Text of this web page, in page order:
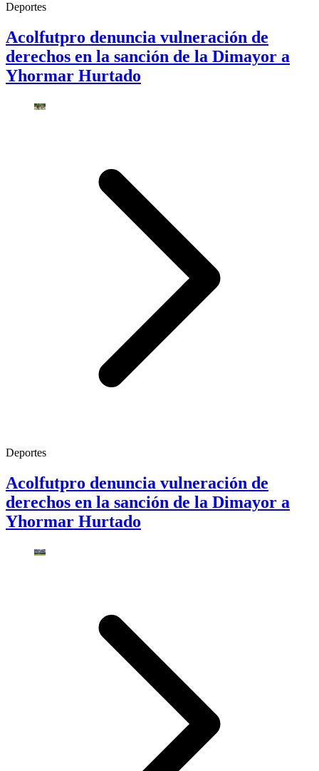
Deportes
Acolfutpro denuncia vulneración de
derechos en la sanción de la Dimayor a
Yhormar Hurtado
Deportes
Acolfutpro denuncia vulneración de
derechos en la sanción de la Dimayor a
Yhormar Hurtado